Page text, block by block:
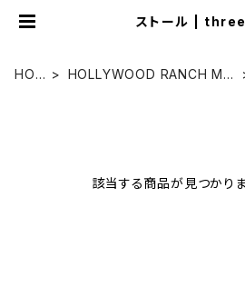
ストール |
HOM
HOLLYWOOD RANCH MA
該当する商品が見つかりま